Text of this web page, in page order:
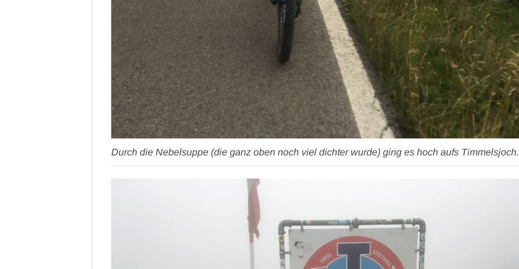
Durch die Nebelsuppe (die ganz oben noch viel dichter wurde) ging es hoch aufs Timmelsjoch.